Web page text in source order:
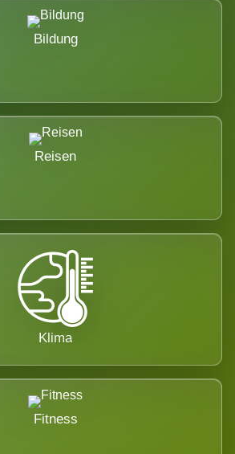
Bildung
Reisen
Klima
Fitness